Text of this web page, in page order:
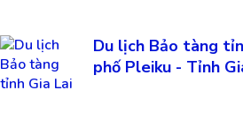
Du lịch Bảo tàng
phố Pleiku - Tỉnh